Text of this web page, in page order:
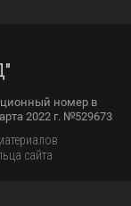
номер в
2022 г. №529673
сайта